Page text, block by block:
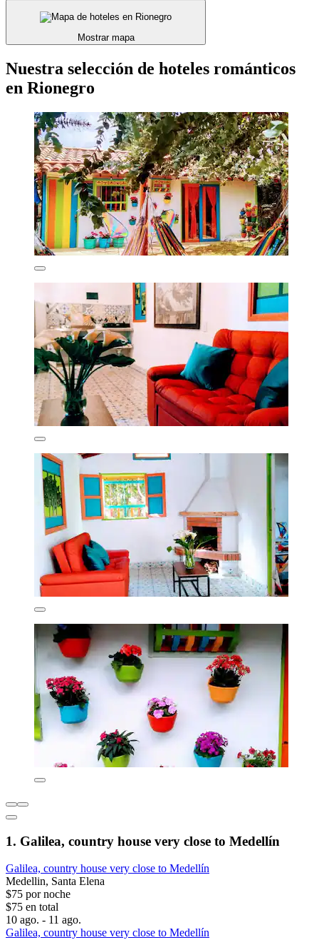
Mostrar mapa
Nuestra selección de hoteles románticos
en Rionegro
1. Galilea, country house very close to Medellín
Galilea, country house very close to Medellín
Medellin, Santa Elena
$75 por noche
$75 en total
10 ago. - 11 ago.
Galilea, country house very close to Medellín